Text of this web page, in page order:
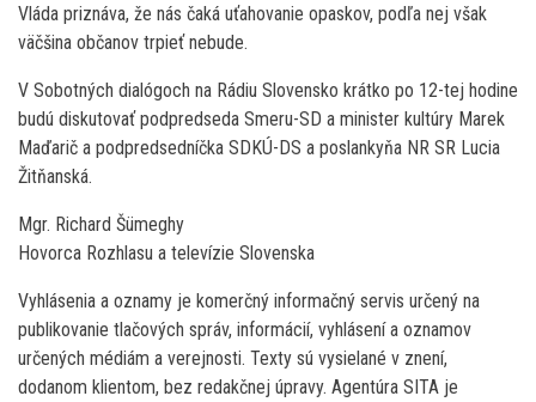
Vláda priznáva, že nás čaká uťahovanie opaskov, podľa nej však
väčšina občanov trpieť nebude.
V Sobotných dialógoch na Rádiu Slovensko krátko po 12-tej hodine
budú diskutovať podpredseda Smeru-SD a minister kultúry Marek
Maďarič a podpredsedníčka SDKÚ-DS a poslankyňa NR SR Lucia
Žitňanská.
Mgr. Richard Šümeghy
Hovorca Rozhlasu a televízie Slovenska
Vyhlásenia a oznamy je komerčný informačný servis určený na
publikovanie tlačových správ, informácií, vyhlásení a oznamov
určených médiám a verejnosti. Texty sú vysielané v znení,
dodanom klientom, bez redakčnej úpravy. Agentúra SITA je